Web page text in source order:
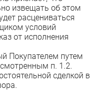
извещать об этом
расцениваться
условий
от исполнения
Покупателем путем
п. 1.2.
сделкой в